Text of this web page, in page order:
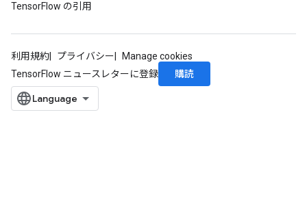
TensorFlow の引用
利用規約 プライバシー
Manage cookies
TensorFlow ニュースレターに登録
購読